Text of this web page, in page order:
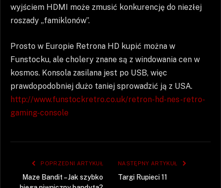
wyjściem HDMI może zmusić konkurencję do niezłej
roszady „famiklonów”.
Prosto w Europie Retrona HD kupić można w
Funstocku, ale cholery znane są z windowania cen w
kosmos. Konsola zasilana jest po USB, więc
prawdopodobniej dużo taniej sprowadzić ją z USA.
http://www.funstockretro.co.uk/retron-hd-nes-retro-
gaming-console
POPRZEDNI ARTYKUŁ
Maze Bandit – Jak szybko
NASTĘPNY ARTYKUŁ
Targi Rupieci 11